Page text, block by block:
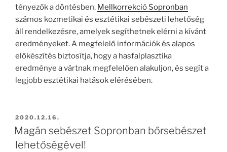
tényezők a döntésben. Mellkorrekció Sopronban
számos kozmetikai és esztétikai sebészeti lehetőség
áll rendelkezésre, amelyek segíthetnek elérni a kívánt
eredményeket. A megfelelő információk és alapos
előkészítés biztosítja, hogy a hasfalplasztika
eredménye a vártnak megfelelően alakuljon, és segít a
legjobb esztétikai hatások elérésében.
BEKÜLDVE:
2020.12.16.
Magán sebészet Sopronban bőrsebészet
lehetőségével!